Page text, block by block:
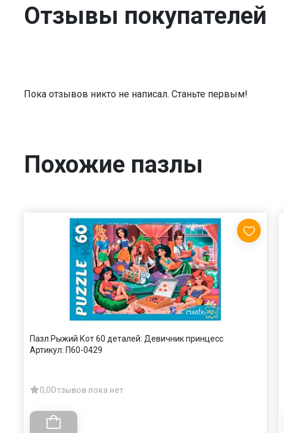
Отзывы покупателей
Пока отзывов никто не написал. Станьте первым!
Похожие пазлы
Пазл Рыжий Кот 60 деталей: Девичник принцесс
Артикул: П60-0429
0,0Отзывов пока нет